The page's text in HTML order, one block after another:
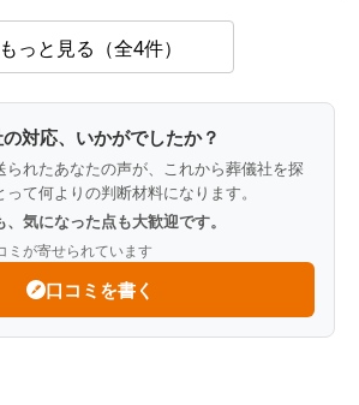
もっと見る（全4件）
対応、いかがでしたか？
られたあなたの声が、これから葬儀社を探
て何よりの判断材料になります。
、気になった点も大歓迎です。
ミが寄せられています
口コミを書く